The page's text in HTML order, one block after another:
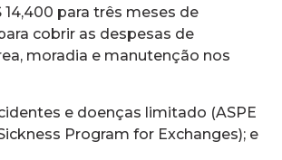
14,400 para três meses de
cobrir as despesas de
moradia e manutenção nos
e doenças limitado (ASPE
Program for Exchanges); e